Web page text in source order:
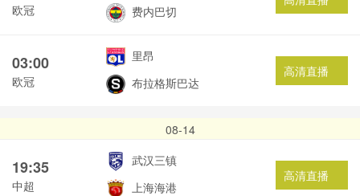
欧冠
费内巴切
03:00
欧冠
里昂
布拉格斯巴达
高清直播
08-14
19:35
中超
武汉三镇
上海海港
高清直播